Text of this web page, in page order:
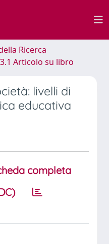
Ricerca
3.1 Articolo su libro
livelli di
educativa
completa